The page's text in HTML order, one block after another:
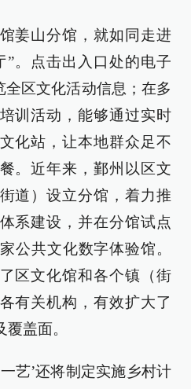
姜山分馆，就如同走进
”。点击出入口处的电子
全区文化活动信息；在多
训活动，能够通过实时
化站，让本地群众足不
。近年来，鄞州以区文
道）设立分馆，着力推
系建设，并在分馆试点
公共文化数字体验馆。
区文化馆和各个镇（街
有关机构，有效扩大了
盖面。
艺’还将制定实施乡村计